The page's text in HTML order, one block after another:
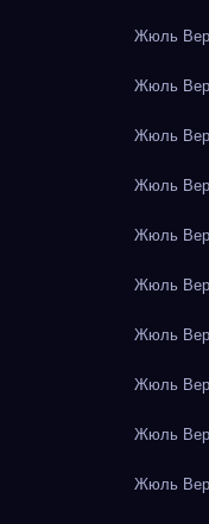
Жюль
Жюль
Жюль
Жюль
Жюль
Жюль
Жюль
Жюль
Жюль
Жюль